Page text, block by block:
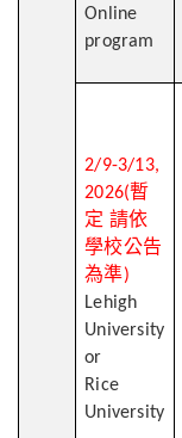
Online
program
2/9-3/13,
2026(暫
定 請依
學校公告
為準)
Lehigh
University
or
Rice
University